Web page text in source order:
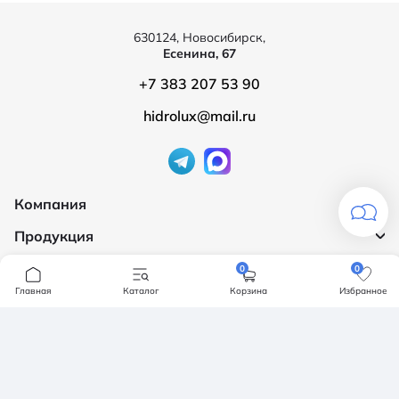
Компания
О компании
Бренды
Доставка и оплата
Продукция
Ванны
Мебель для ванной
630124, Новосибирск,
Есенина, 67
+7 383 207 53 90
hidrolux@mail.ru
Главная Каталог
0
Корзина
0
Избранное